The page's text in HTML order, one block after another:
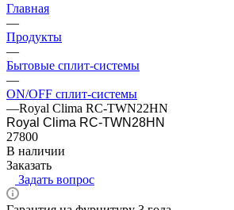
Главная
—
Продукты
—
Бытовые сплит-системы
—
ON/OFF сплит-системы
—Royal Clima RC-TWN22HN
Royal Clima RC-TWN28HN
27800
В наличии
Заказать
Задать вопрос